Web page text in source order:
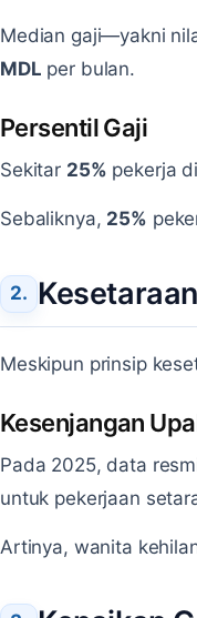
Median gaji—yakni
MDL per bulan.
Persentil Gaji
Sekitar 25% pekerja
Sebaliknya, 25%
Meskipun prinsip
Kesenjangan
Pada 2025, data
untuk pekerjaan
Artinya, wanita